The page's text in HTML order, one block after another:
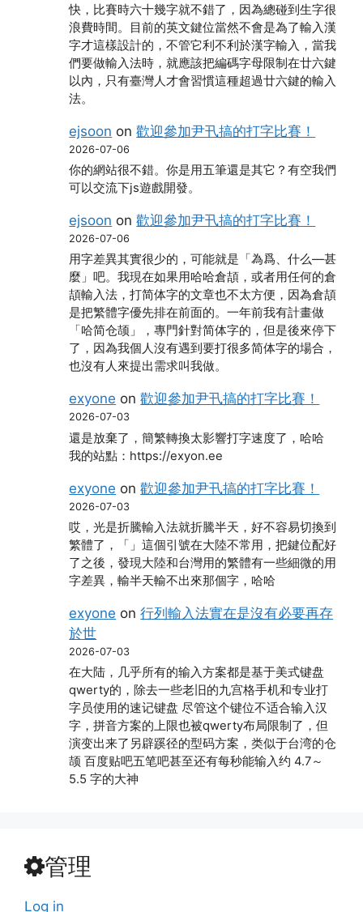
快，比賽時六十幾字就不錯了，因為總碰到生字很
浪費時間。目前的英文鍵位當然不會是為了輸入漢
字才這樣設計的，不管它利不利於漢字輸入，當我
們要做輸入法時，就應該把編碼字母限制在廿六鍵
以內，只有臺灣人才會習慣這種超過廿六鍵的輸入
法。
ejsoon on歡迎參加尹卂搞的打字比賽！
2026-07-06
你的網站很不錯。你是用五筆還是其它？有空我們
可以交流下js遊戲開發。
ejsoon on歡迎參加尹卂搞的打字比賽！
2026-07-06
用字差異其實很少的，可能就是「為爲、什么―甚
麼」吧。我現在如果用哈哈倉頡，或者用任何的倉
頡輸入法，打简体字的文章也不太方便，因為倉頡
是把繁體字優先排在前面的。一年前我有計畫做
「哈简仓颉」，專門針對简体字的，但是後來停下
了，因為我個人沒有遇到要打很多简体字的場合，
也沒有人來提出需求叫我做。
exyone on歡迎參加尹卂搞的打字比賽！
2026-07-03
還是放棄了，簡繁轉換太影響打字速度了，哈哈
我的站點：https://exyon.ee
exyone on歡迎參加尹卂搞的打字比賽！
2026-07-03
哎，光是折騰輸入法就折騰半天，好不容易切換到
繁體了，「」這個引號在大陸不常用，把鍵位配好
了之後，發現大陸和台灣用的繁體有一些細微的用
字差異，輸半天輸不出來那個字，哈哈
exyone on行列輸入法實在是沒有必要再存
於世
2026-07-03
在大陆，几乎所有的输入方案都是基于美式键盘
qwerty的，除去一些老旧的九宫格手机和专业打
字员使用的速记键盘 尽管这个键位不适合输入汉
字，拼音方案的上限也被qwerty布局限制了，但
演变出来了另辟蹊径的型码方案，类似于台湾的仓
颉 百度贴吧五笔吧甚至还有每秒能输入约 4.7～
5.5 字的大神
管理
Log in